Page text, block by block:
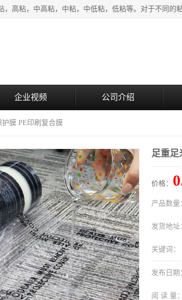
企业视频 公司介绍
膜 PE印刷复合膜
足重足
价格：
产品数量
发货地址
关键词：
发布日期
阅 读 量：